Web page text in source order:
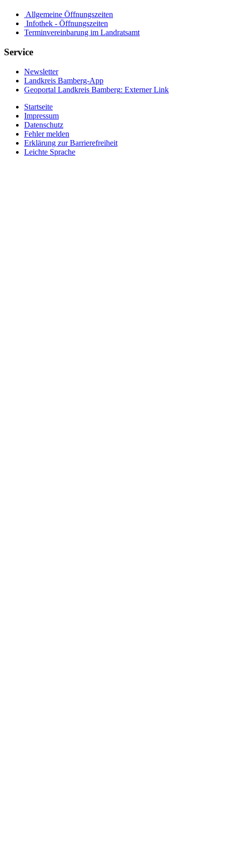
Allgemeine Öffnungszeiten
Infothek - Öffnungszeiten
Terminvereinbarung im Landratsamt
Service
Newsletter
Landkreis Bamberg-App
Geoportal Landkreis Bamberg: Externer Link
Startseite
Impressum
Datenschutz
Fehler melden
Erklärung zur Barrierefreiheit
Leichte Sprache